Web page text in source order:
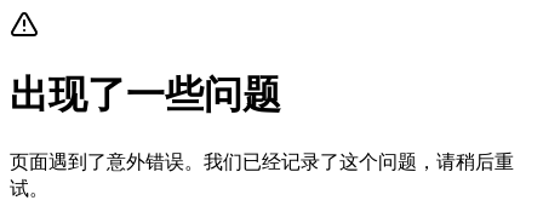
出现了一些问题
页面遇到了意外错误。我们已经记录了这个问题，请稍后重
试。